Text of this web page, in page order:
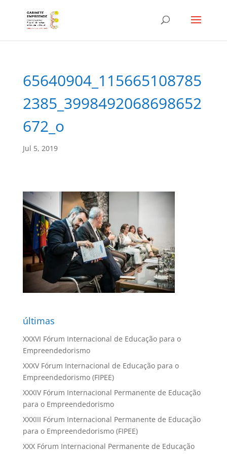
65640904_115665108785
2385_3998492068698652
672_o
Jul 5, 2019
últimas
XXXVI Fórum Internacional de Educação para o
Empreendedorismo
XXXV Fórum Internacional de Educação para o
Empreendedorismo (FIPEE)
XXXIV Fórum Internacional Permanente de Educação
para o Empreendedorismo
XXXIII Fórum Internacional Permanente de Educação
para o Empreendedorismo (FIPEE)
XXX Fórum Internacional Permanente de Educação